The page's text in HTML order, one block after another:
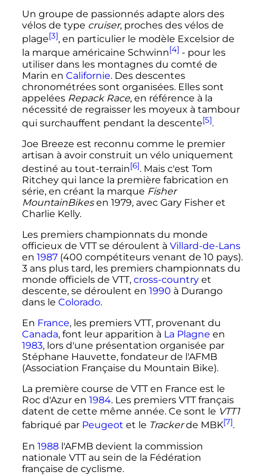
Un groupe de passionnés adapte alors des
vélos de type cruiser, proches des vélos de
plage[3], en particulier le modèle Excelsior de
la marque américaine Schwinn[4] - pour les
utiliser dans les montagnes du comté de
Marin en Californie. Des descentes
chronométrées sont organisées. Elles sont
appelées Repack Race, en référence à la
nécessité de regraisser les moyeux à tambour
qui surchauffent pendant la descente[5].
Joe Breeze est reconnu comme le premier
artisan à avoir construit un vélo uniquement
destiné au tout-terrain[6]. Mais c'est Tom
Ritchey qui lance la première fabrication en
série, en créant la marque Fisher
MountainBikesen 1979, avec Gary Fisher et
Charlie Kelly.
Les premiers championnats du monde
officieux de VTT se déroulent à Villard-de-Lans
en 1987(400 compétiteurs venant de 10 pays).
3 ans plus tard, les premiers championnats du
monde officiels de VTT, cross-countryet
descente, se déroulent en 1990 à Durango
dans le Colorado.
En France, les premiers VTT, provenant du
Canada, font leur apparition à La Plagne en
1983, lors d'une présentation organisée par
Stéphane Hauvette, fondateur de l'AFMB
(Association Française du Mountain Bike).
La première course de VTT en France est le
Roc d'Azur en 1984. Les premiers VTT français
datent de cette même année. Ce sont le VTT1
fabriqué par Peugeot et le Trackerde MBK[7].
En 1988l'AFMB devient la commission
nationale VTT au sein de la Fédération
française de cyclisme.